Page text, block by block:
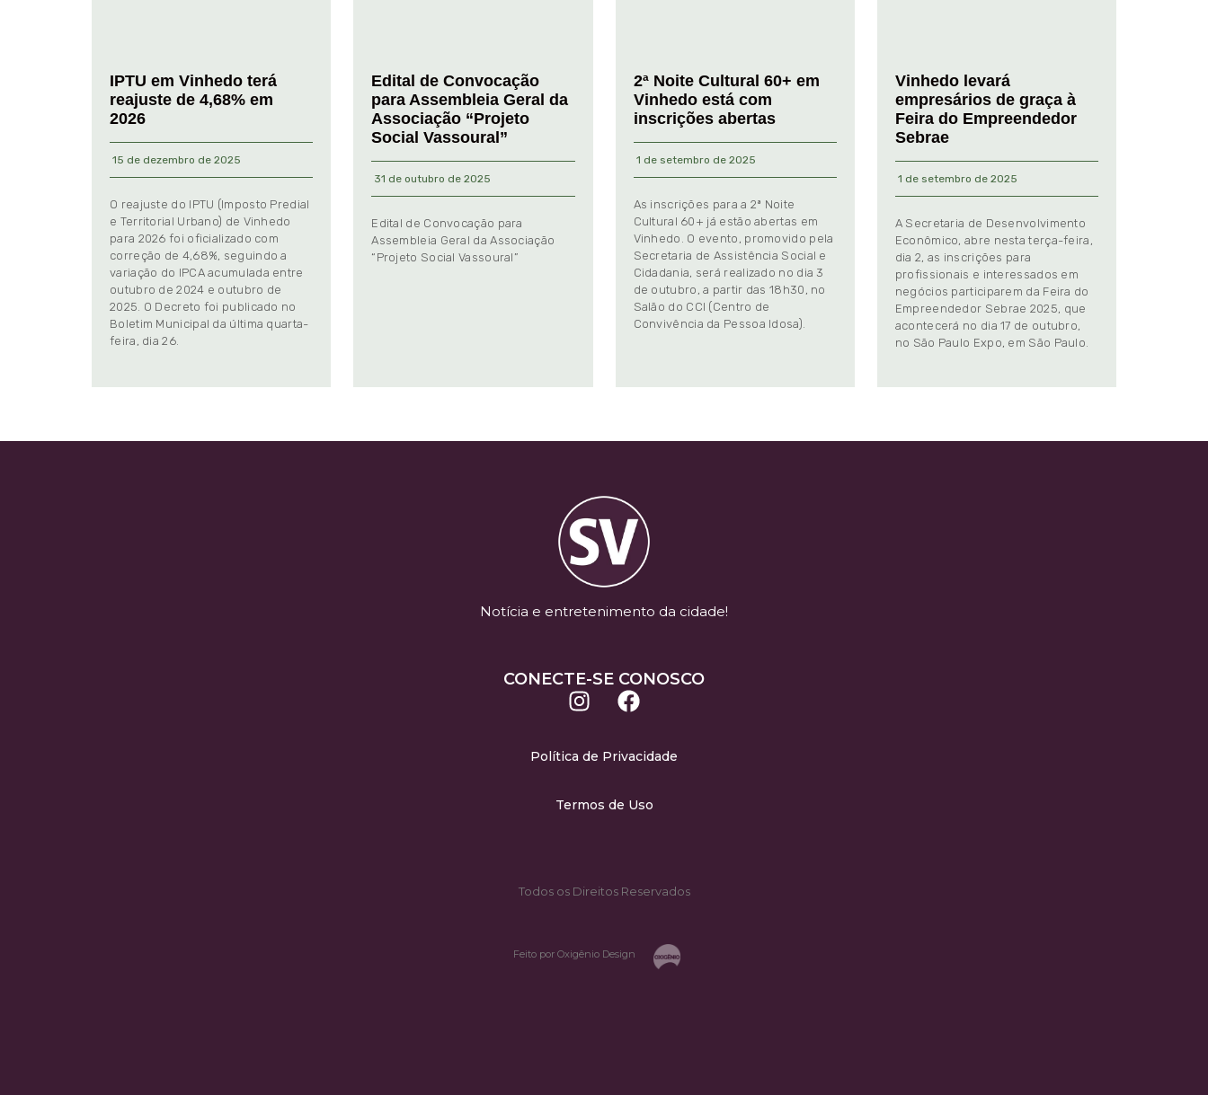
IPTU em Vinhedo terá
reajuste de 4,68% em
2026
15 de dezembro de 2025
O reajuste do IPTU (Imposto Predial
e Territorial Urbano) de Vinhedo
para 2026 foi oficializado com
correção de 4,68%, seguindo a
variação do IPCA acumulada entre
outubro de 2024 e outubro de
2025. O Decreto foi publicado no
Boletim Municipal da última quarta-
feira, dia 26.
Edital de Convocação
para Assembleia Geral da
Associação “Projeto
Social Vassoural”
31 de outubro de 2025
Edital de Convocação para
Assembleia Geral da Associação
“Projeto Social Vassoural”
2ª Noite Cultural 60+ em
Vinhedo está com
inscrições abertas
1 de setembro de 2025
As inscrições para a 2ª Noite
Cultural 60+ já estão abertas em
Vinhedo. O evento, promovido pela
Secretaria de Assistência Social e
Cidadania, será realizado no dia 3
de outubro, a partir das 18h30, no
Salão do CCI (Centro de
Convivência da Pessoa Idosa).
Vinhedo levará
empresários de graça à
Feira do Empreendedor
Sebrae
1 de setembro de 2025
A Secretaria de Desenvolvimento
Econômico, abre nesta terça-feira,
dia 2, as inscrições para
profissionais e interessados em
negócios participarem da Feira do
Empreendedor Sebrae 2025, que
acontecerá no dia 17 de outubro,
no São Paulo Expo, em São Paulo.
Notícia e entretenimento da cidade!
CONECTE-SE CONOSCO
Política de Privacidade
Termos de Uso
Todos os Direitos Reservados
Feito por Oxigênio Design